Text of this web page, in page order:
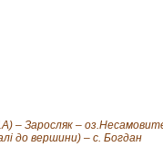
– Заросляк –
до вершини) – с. Богдан